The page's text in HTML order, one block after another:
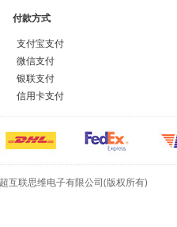
付款方式
支付宝支付
微信支付
银联支付
信用卡支付
联思维电子有限公司(版权所有)